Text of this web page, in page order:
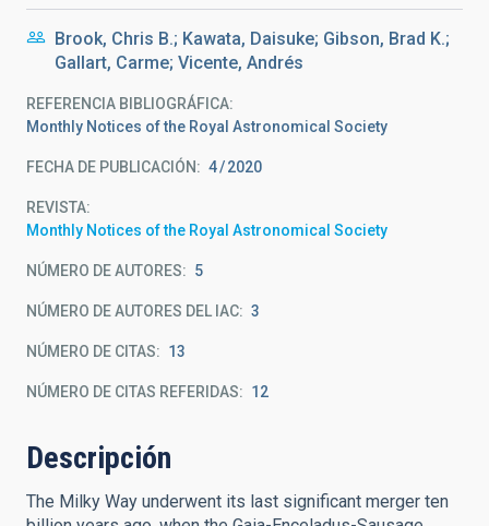
Brook, Chris B.; Kawata, Daisuke; Gibson, Brad K.;
Gallart, Carme; Vicente, Andrés
REFERENCIA BIBLIOGRÁFICA
Monthly Notices of the Royal Astronomical Society
FECHA DE PUBLICACIÓN: 4 2020
REVISTA
Monthly Notices of the Royal Astronomical Society
NÚMERO DE AUTORES 5
NÚMERO DE AUTORES DEL IAC 3
NÚMERO DE CITAS 13
NÚMERO DE CITAS REFERIDAS 12
Descripción
The Milky Way underwent its last significant merger ten